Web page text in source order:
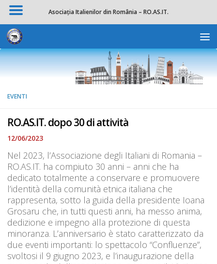
Apri la
Salta al contenuto
EVENTI
RO.AS.IT. dopo 30 di attività
12/06/2023
Nel 2023, l’Associazione degli Italiani di Romania –
RO.AS.IT. ha compiuto 30 anni – anni che ha
dedicato totalmente a conservare e promuovere
l’identità della comunità etnica italiana che
rappresenta, sotto la guida della presidente Ioana
Grosaru che, in tutti questi anni, ha messo anima,
dedizione e impegno alla protezione di questa
minoranza. L’anniversario è stato caratterizzato da
due eventi importanti: lo spettacolo “Confluenze”,
svoltosi il 9 giugno 2023, e l’inaugurazione della
Asociația Italienilor din România – RO.AS.IT.